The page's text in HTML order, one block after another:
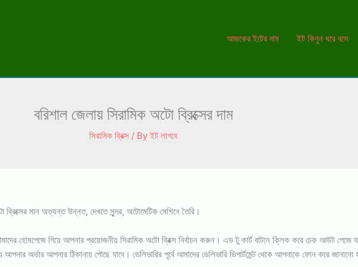
আজকের ইটের দাম ইট কিনুন ঘরে বসে
বরিশাল জেলায় সিরামিক অটো ব্রিক্সের দাম
সিরামিক ব্রিক্স / By ইট লাগবে
মান অত্যন্ত উন্নত, দেখতে সুন্দর, অটোমেটিক মেশিনে তৈরি।
হোমপেজে গিয়ে আপনার প্রয়োজনীয় সিরামিক অটো ব্রিক্স নির্বাচন করুন। এড টু কার্ট বাটনে ক্লিক করে চেক আউট
অর্ডার আপনার ঠিকানায় পৌছে যাবে। ডেলিভারির পূর্বে আমাদের ডেলিভারি ডিপার্টমেন্ট থেকে আপনাকে ফোন করে জানানো